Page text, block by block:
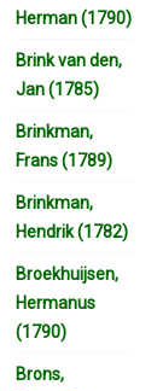
Herman (1790)
Brink van den,
Jan (1785)
Brinkman,
Frans (1789)
Brinkman,
Hendrik (1782)
Broekhuijsen,
Hermanus
(1790)
Brons,